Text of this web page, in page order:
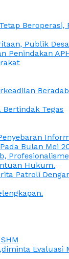
Publik
Penindakan
Tegas
Bulan Mei
Hukum.
Patroli
Evaluasi